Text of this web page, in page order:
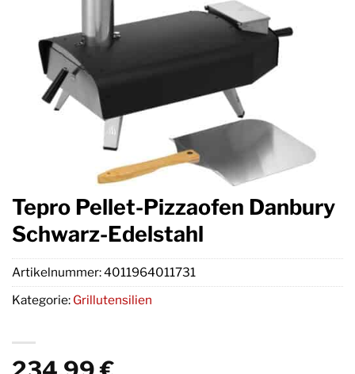
Tepro Pellet-Pizzaofen Danbury
Schwarz-Edelstahl
Artikelnummer:4011964011731
Kategorie: Grillutensilien